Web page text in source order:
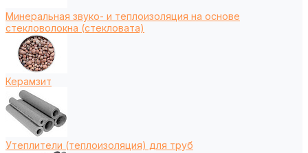
Минеральная звуко- и теплоизоляция на основе
стекловолокна (стекловата)
Керамзит
Утеплители (теплоизоляция) для труб